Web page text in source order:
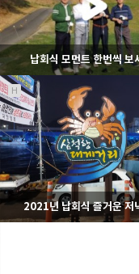
라이온스
1089
12-09
라이온스
납회식 모먼트 한번씩 보
H
2021년 납회식 즐거운 저